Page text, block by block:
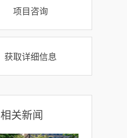
项目咨询
获取详细信息
相关新闻